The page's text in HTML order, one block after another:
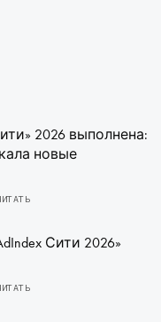
2026 выполнена:
новые
Сити 2026»